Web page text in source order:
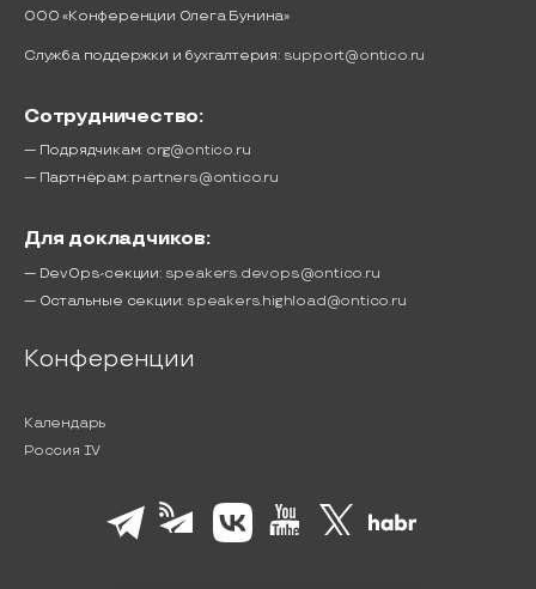
ООО «Конференции Олега Бунина»
Служба поддержки и бухгалтерия: support@ontico.ru
Сотрудничество:
— Подрядчикам: org@ontico.ru
— Партнёрам: partners@ontico.ru
Для докладчиков:
— DevOps-секции: speakers.devops@ontico.ru
— Остальные секции: speakers.highload@ontico.ru
Конференции
Календарь
Россия IV